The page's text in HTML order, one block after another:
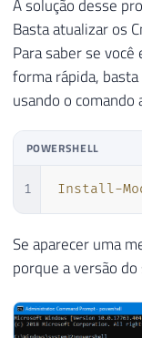
A solução desse
Basta atualizar os
Para saber se
forma rápida,
usando o comando
POWERSHELL
1 Install-
Se aparecer uma
porque a versão